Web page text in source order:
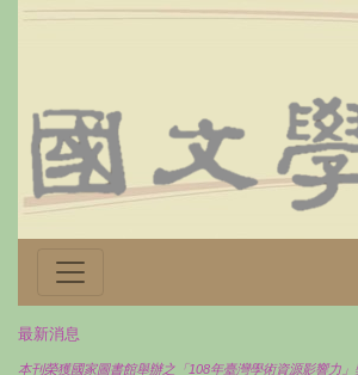
最新消息
本刊榮獲國家圖書館舉辦之「108年臺灣學術資源影響力」